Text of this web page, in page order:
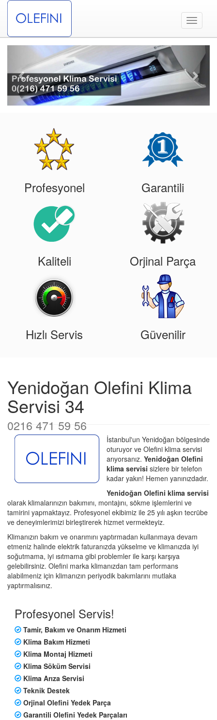
Toggle
Previous Next
Profesyonel Garantili
Kaliteli Orjinal Parça
Hızlı Servis Güvenilir
Yenidoğan Olefini Klima
Servisi 34
0216 471 59 56
İstanbul'un Yenidoğan bölgesinde
oturuyor ve Olefini klima servisi
arıyorsanız. Yenidoğan Olefini
klima servisi sizlere bir telefon
kadar yakın! Hemen yanınızdadır.
Yenidoğan Olefini klima servisi
olarak klimalarınızın bakımını, montajını, sökme işlemlerini ve
tamirini yapmaktayız. Profesyonel ekibimiz ile 25 yılı aşkın tecrübe
ve deneyimlerimizi birleştirerek hizmet vermekteyiz.
Klimanızın bakım ve onarımını yaptırmadan kullanmaya devam
etmeniz halinde elektrik faturanızda yükselme ve klimanızda iyi
soğutmama, iyi ısıtmama gibi problemler ile karşı karşıya
gelebilirsiniz. Olefini marka klimanızdan tam performans
alabilmeniz için klimanızın periyodik bakımlarını mutlaka
yaptırmalısınız.
Profesyonel Servis!
Tamir, Bakım ve Onarım Hizmeti
Klima Bakım Hizmeti
Klima Montaj Hizmeti
Klima Söküm Servisi
Klima Arıza Servisi
Teknik Destek
Orjinal Olefini Yedek Parça
Garantili Olefini Yedek Parçaları